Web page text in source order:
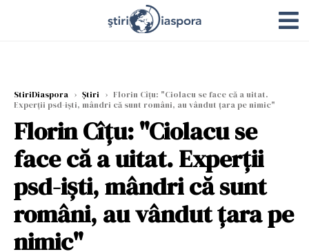
StiriDiaspora › Știri › Florin Cîţu: "Ciolacu se face că a uitat.
Experţii psd-işti, mândri că sunt români, au vândut ţara pe nimic"
Florin Cîţu: "Ciolacu se
face că a uitat. Experţii
psd-işti, mândri că sunt
români, au vândut ţara pe
nimic"